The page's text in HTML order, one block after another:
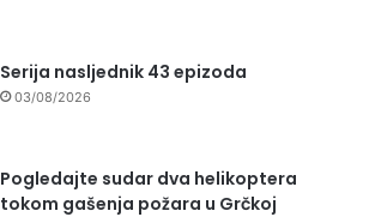
Serija nasljednik 43 epizoda
03/08/2026
Pogledajte sudar dva helikoptera
tokom gašenja požara u Grčkoj